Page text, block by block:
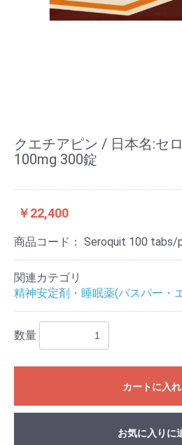
クエチアピン / 日本名:セ
100mg 300錠
￥22,400
商品コード： Seroquit 100 tabs/
関連カテゴリ
精神安定剤・睡眠薬(バスパー・
数量
カートに入
お気に入りに